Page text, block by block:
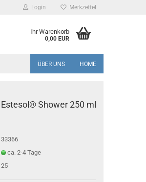
Login Merkzettel
Ihr Warenkorb
0,00 EUR
ÜBER UNS HOME
Shower 250 ml
33366
ca. 2-4 Tage
25